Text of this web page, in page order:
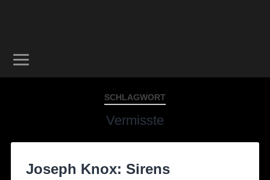
SCHLAGWORT
Vermisste
Joseph Knox: Sirens